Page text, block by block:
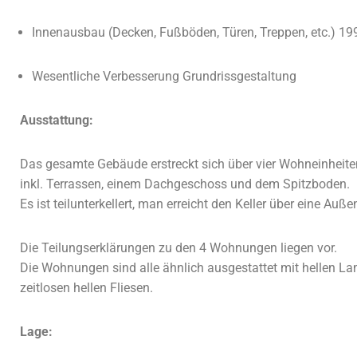
Innenausbau (Decken, Fußböden, Türen, Treppen, etc.)
Wesentliche Verbesserung Grundrissgestaltung
Ausstattung:
Das gesamte Gebäude erstreckt sich über vier
inkl. Terrassen, einem Dachgeschoss und dem Spitzboden.
Es ist teilunterkellert, man erreicht den Keller über eine
Die Teilungserklärungen zu den 4 Wohnungen liegen vor.
Die Wohnungen sind alle ähnlich ausgestattet mit hellen
zeitlosen hellen Fliesen.
Lage: